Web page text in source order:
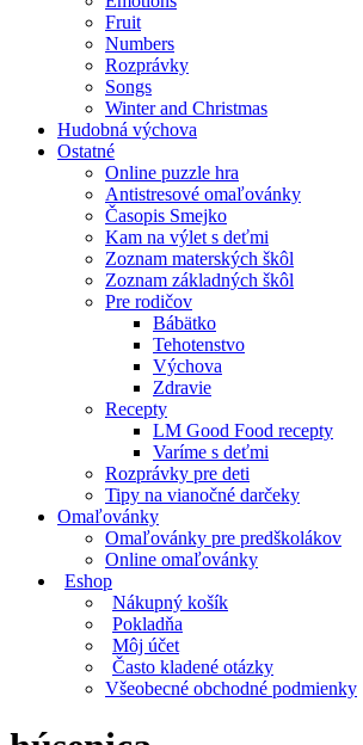
Fruit
Numbers
Rozprávky
Songs
Winter and Christmas
Hudobná výchova
Ostatné
Online puzzle hra
Antistresové omaľovánky
Časopis Smejko
Kam na výlet s deťmi
Zoznam materských škôl
Zoznam základných škôl
Pre rodičov
Bábätko
Tehotenstvo
Výchova
Zdravie
Recepty
LM Good Food recepty
Varíme s deťmi
Rozprávky pre deti
Tipy na vianočné darčeky
Omaľovánky
Omaľovánky pre predškolákov
Online omaľovánky
Eshop
Nákupný košík
Pokladňa
Môj účet
Často kladené otázky
Všeobecné obchodné podmienky